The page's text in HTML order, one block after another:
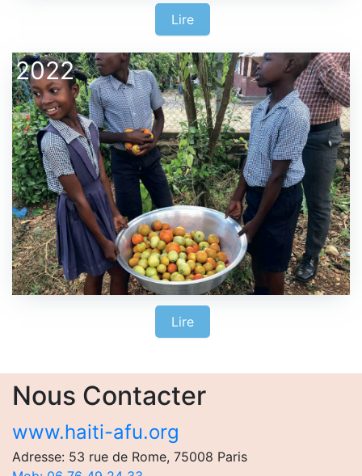
Lire
2022
Lire
Nous Contacter
www.haiti-afu.org
Adresse: 53 rue de Rome, 75008 Paris